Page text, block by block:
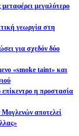
μεγαλύτερο
γεωργία στη
για σχεδόν δύο
«smoke taint» και
η προστασία
αποτελεί